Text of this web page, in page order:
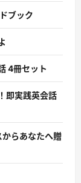
ブック
4冊セット
即実践英会話
からあなたへ贈